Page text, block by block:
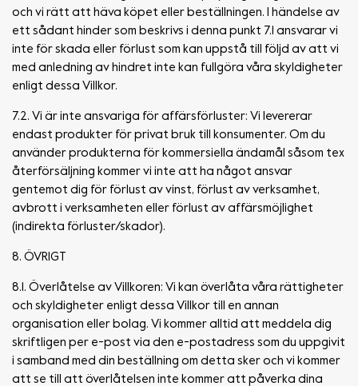
och vi rätt att häva köpet eller beställningen. I händelse av
ett sådant hinder som beskrivs i denna punkt 7.1 ansvarar vi
inte för skada eller förlust som kan uppstå till följd av att vi
med anledning av hindret inte kan fullgöra våra skyldigheter
enligt dessa Villkor.
7.2. Vi är inte ansvariga för affärsförluster: Vi levererar
endast produkter för privat bruk till konsumenter. Om du
använder produkterna för kommersiella ändamål såsom tex
återförsäljning kommer vi inte att ha något ansvar
gentemot dig för förlust av vinst, förlust av verksamhet,
avbrott i verksamheten eller förlust av affärsmöjlighet
(indirekta förluster/skador).
8. ÖVRIGT
8.1. Överlåtelse av Villkoren: Vi kan överlåta våra rättigheter
och skyldigheter enligt dessa Villkor till en annan
organisation eller bolag. Vi kommer alltid att meddela dig
skriftligen per e-post via den e-postadress som du uppgivit
i samband med din beställning om detta sker och vi kommer
att se till att överlåtelsen inte kommer att påverka dina